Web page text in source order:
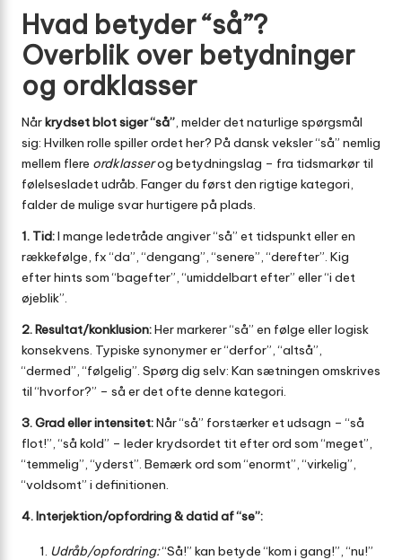
Hvad betyder “så”?
Overblik over betydninger
og ordklasser
Nårkrydset blot siger “så” , melder det naturlige spørgsmål
sig: Hvilken rolle spiller ordet her? På dansk veksler “så” nemlig
mellem flere ordklasserog betydningslag – fra tidsmarkør til
følelsesladet udråb. Fanger du først den rigtige kategori,
falder de mulige svar hurtigere på plads.
1. Tid:I mange ledetråde angiver “så” et tidspunkt eller en
rækkefølge, fx “da”, “dengang”, “senere”, “derefter”. Kig
efter hints som “bagefter”, “umiddelbart efter” eller “i det
øjeblik”.
2. Resultat/konklusion:Her markerer “så” en følge eller logisk
konsekvens. Typiske synonymer er “derfor”, “altså”,
“dermed”, “følgelig”. Spørg dig selv: Kan sætningen omskrives
til “hvorfor?” – så er det ofte denne kategori.
3. Grad eller intensitet:Når “så” forstærker et udsagn – “så
flot!”, “så kold” – leder krydsordet tit efter ord som “meget”,
“temmelig”, “yderst”. Bemærk ord som “enormt”, “virkelig”,
“voldsomt” i definitionen.
4. Interjektion/opfordring & datid af “se”:
Udråb/opfordring:“Så!” kan betyde “kom i gang!”, “nu!”